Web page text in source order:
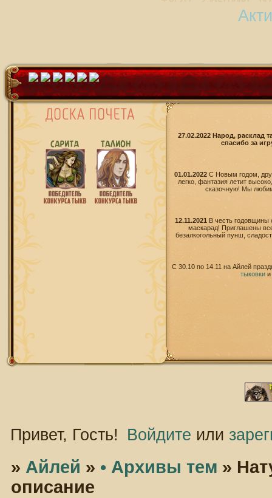
27.02.2022 Народ, расклад
спасибо за
01.01.2022 С Новым годом,
легко, фантазия летит
сказочную! Мы
12.11.2021
В честь годовщины
маскарад! Приглашены
безалкогольный пунш,
С 30.10 по 14.11 на Айлей
тыковкии
Привет, Гость! Войдите или
» Айлей » • Архивы тем »
описание